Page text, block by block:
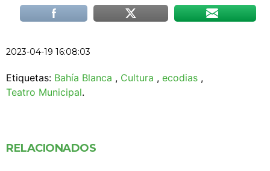
2023-04-19 16:08:03
Etiquetas: Bahía Blanca , Cultura , ecodias ,
Teatro Municipal.
RELACIONADOS